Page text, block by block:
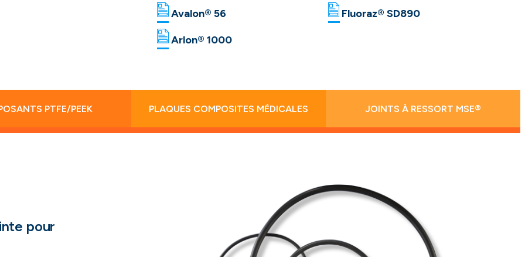
Avalon® 56
Arlon® 1000
Fluoraz® SD890
PTFE/PEEK PLAQUES COMPOSITES MÉDICALES JOINTS À RESSORT MSE®
pour